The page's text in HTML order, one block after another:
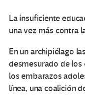
La insuficiente
una vez más contra
En un archipiélago
desmesurado de los
los embarazos
línea, una coalición